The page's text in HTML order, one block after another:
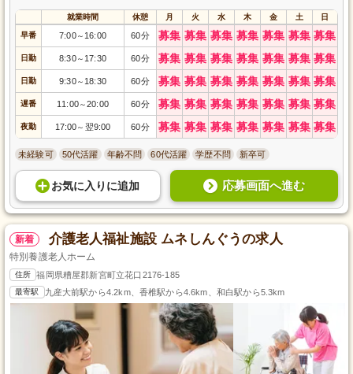
就業時間 休憩 月 火 水 木 金 土 日
早番 7:00～ 16:00 60分 募集 募集 募集 募集 募集 募集 募集
日勤 8:30～ 17:30 60分 募集 募集 募集 募集 募集 募集 募集
日勤 9:30～ 18:30 60分 募集 募集 募集 募集 募集 募集 募集
遅番 11:00～20:00 60分 募集 募集 募集 募集 募集 募集 募集
夜勤 17:00～ 翌9:00 60分 募集 募集 募集 募集 募集 募集 募集
未経験可 50代活躍 年齢不問 60代活躍 学歴不問 新卒可
お気に入り に追加 応募画面へ進む
新着 介護老人福祉施設 ムネしんぐうの求人
特別養護老人ホーム
住所 福岡県糟屋郡新宮町立花口2176-185
最寄駅 九産大前駅から4.2km、香椎駅から4.6km、和白駅から5.3km